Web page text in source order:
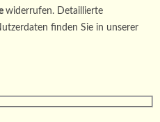
widerrufen. Detaillierte
finden Sie in unserer